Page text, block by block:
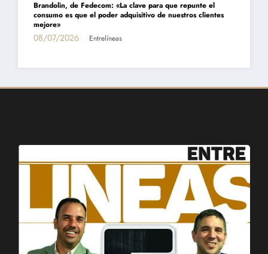
Daniel Montamat: «Todavía pagamos el costo del populismo
energético con los cortes de gas»
01/07/2026 Entrelíneas